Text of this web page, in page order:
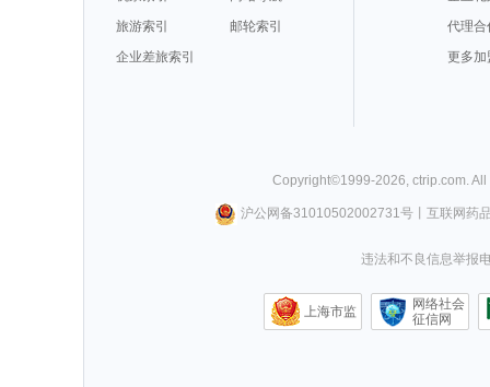
旅游索引
邮轮索引
企业差旅索引
代理合
更多加
Copyright©1999-2026 ctrip.com .
沪公网备31010502002731号丨 互联网药
违法和不良信息举报
上海市监
网络社会
征信网